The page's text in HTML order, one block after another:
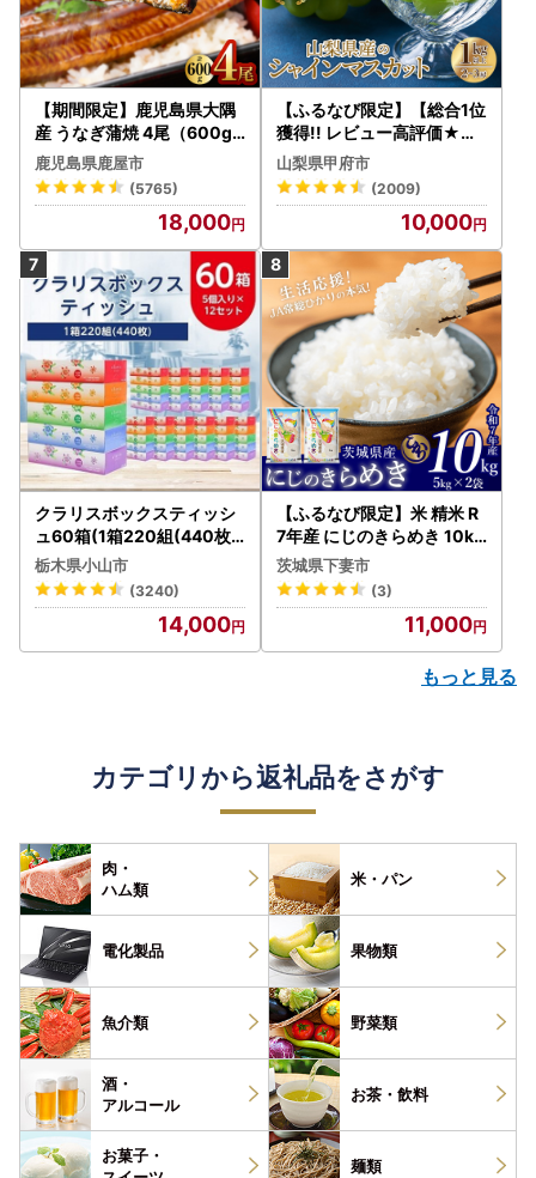
【期間限定】鹿児島県大隅
産 うなぎ蒲焼 4尾（600g
） KN007-004-04-cp18
うなぎ 鰻 魚 惣菜 総菜
鹿児島県鹿屋市
(5765)
18,000
【ふるなび限定】【総合1位
獲得!! レビュー高評価★】
〈2026年度配送分〉山梨
県産 シャインマスカット 2
～3房（1.0kg以上）シャイ
ン フルーツ FN-Limited-S
P
山梨県甲府市
(2009)
10,000
クラリスボックスティッシ
ュ60箱(1箱220組(440枚))
(5個入り×12セット)【配送
不可地域：離島・沖縄県】
【1256759】
栃木県小山市
(3240)
14,000
【ふるなび限定】米 精米 R
7年産 にじのきらめき 10kg
10月 FN-Limited-PR
茨城県下妻市
(3)
11,000
もっと見る
カテゴリから返礼品をさがす
肉・
ハム類
米・パン
電化製品 果物類
魚介類 野菜類
酒・
アルコール
お茶・ 飲料
お菓子・
麺類